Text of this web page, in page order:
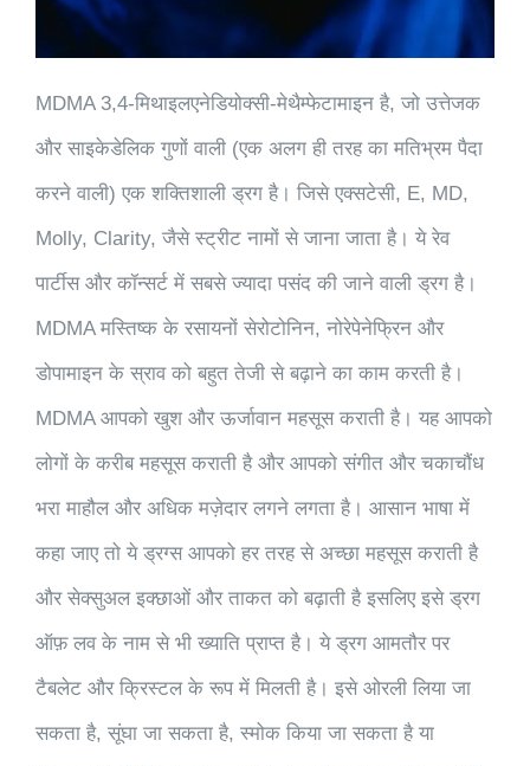
MDMA 3,4-मिथाइल​एनेडियोक्सी​-मेथैम्फेटामाइन है, जो उत्तेजक
और साइकेडेलिक गुणों वाली (एक अलग ही तरह का मतिभ्रम पैदा
करने वाली) एक शक्तिशाली ड्रग है। जिसे एक्सटेसी, E, MD,
Molly, Clarity, जैसे स्ट्रीट नामों से जाना जाता है। ये रेव
पार्टीस और कॉन्सर्ट में सबसे ज्यादा पसंद की जाने वाली ड्रग है।
MDMA मस्तिष्क के रसायनों सेरोटोनिन, नोरेपेनेफ्रिन और
डोपामाइन के स्राव को बहुत तेजी से बढ़ाने का काम करती है।
MDMA आपको खुश और ऊर्जावान महसूस कराती है। यह आपको
लोगों के करीब महसूस कराती है और आपको संगीत और चकाचौंध
भरा माहौल और अधिक मज़ेदार लगने लगता है। आसान भाषा में
कहा जाए तो ये ड्रग्स आपको हर तरह से अच्छा महसूस कराती है
और सेक्सुअल इक्छाओं और ताकत को बढ़ाती है इसलिए इसे ड्रग
ऑफ़ लव के नाम से भी ख्याति प्राप्त है। ये ड्रग आमतौर पर
टैबलेट और क्रिस्टल के रूप में मिलती है। इसे ओरली लिया जा
सकता है, सूंघा जा सकता है, स्मोक किया जा सकता है या